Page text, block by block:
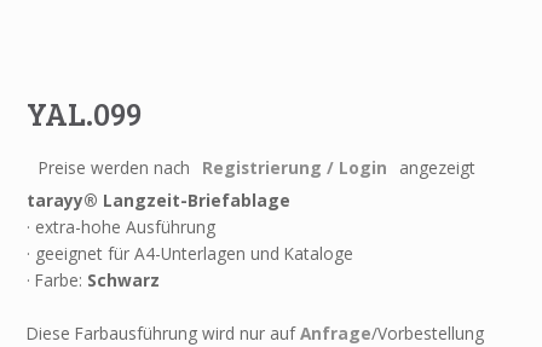
YAL.099
Preise werden nach Registrierung / Login
angezeigt
tarayy® Langzeit-Briefablage
· extra-hohe Ausführung
· geeignet für A4-Unterlagen und Kataloge
· Farbe: Schwarz
Diese Farbausführung wird nur aufAnfrage/Vorbestellung